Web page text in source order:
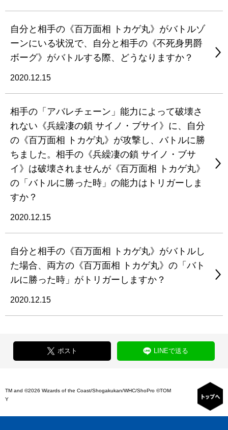
自分と相手の《百万面相 トカゲ丸》がバトルゾ
ーンにいる状況で、自分と相手の《不死身男爵
ボーグ》がバトルする際、どうなりますか？
2020.12.15
相手の「アバレチェーン」能力によって破壊さ
れない《兵繰凄の鎖 サイノ・ブサイ》に、自分
の《百万面相 トカゲ丸》が攻撃し、バトルに勝
ちました。相手の《兵繰凄の鎖 サイノ・ブサ
イ》は破壊されませんが《百万面相 トカゲ丸》
の「バトルに勝った時」の能力はトリガーしま
すか？
2020.12.15
自分と相手の《百万面相 トカゲ丸》がバトルし
た場合、両方の《百万面相 トカゲ丸》の「バト
ルに勝った時」がトリガーしますか？
2020.12.15
ポスト LINEで送る
TM and ©2026 Wizards of the Coast/Shogakukan/WHC/ShoPro ©TOM
Y